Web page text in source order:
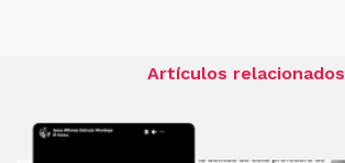
Artículos relacionados